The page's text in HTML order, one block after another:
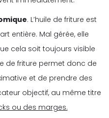
. L’huile de friture est
entière. Mal gérée, elle
cela soit toujours visible
de friture permet donc de
et de prendre des
objectif, au même titre
ou des marges.